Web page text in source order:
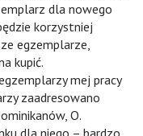
dla nowego
korzystniej
egzemplarze,
kupić.
mej pracy
zaadresowano
O.
dla niego – bardzo